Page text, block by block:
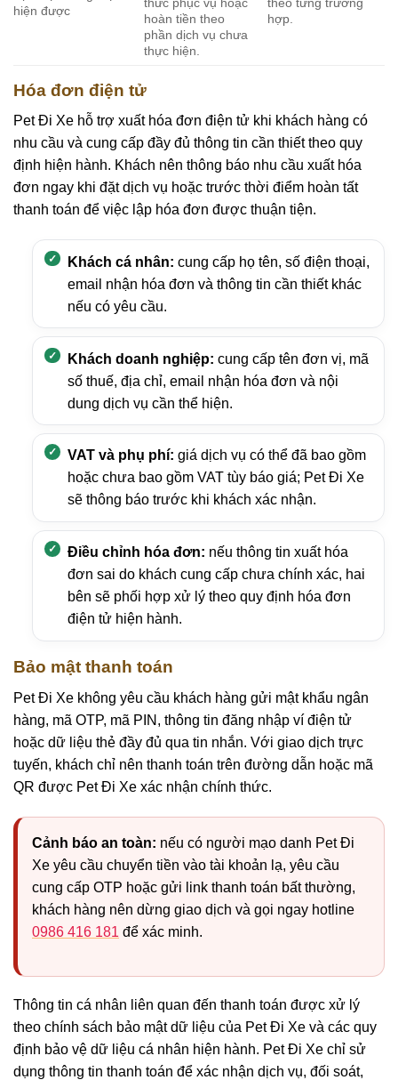
hiện được
hoàn tiền theo
phần dịch vụ chưa
thực hiện.
hợp.
Hóa đơn điện tử
Pet Đi Xe hỗ trợ xuất hóa đơn điện tử khi khách hàng có
nhu cầu và cung cấp đầy đủ thông tin cần thiết theo quy
định hiện hành. Khách nên thông báo nhu cầu xuất hóa
đơn ngay khi đặt dịch vụ hoặc trước thời điểm hoàn tất
thanh toán để việc lập hóa đơn được thuận tiện.
Khách cá nhân: cung cấp họ tên, số điện thoại,
email nhận hóa đơn và thông tin cần thiết khác
nếu có yêu cầu.
Khách doanh nghiệp: cung cấp tên đơn vị, mã
số thuế, địa chỉ, email nhận hóa đơn và nội
dung dịch vụ cần thể hiện.
VAT và phụ phí: giá dịch vụ có thể đã bao gồm
hoặc chưa bao gồm VAT tùy báo giá; Pet Đi Xe
sẽ thông báo trước khi khách xác nhận.
Điều chỉnh hóa đơn: nếu thông tin xuất hóa
đơn sai do khách cung cấp chưa chính xác, hai
bên sẽ phối hợp xử lý theo quy định hóa đơn
điện tử hiện hành.
Bảo mật thanh toán
Pet Đi Xe không yêu cầu khách hàng gửi mật khẩu ngân
hàng, mã OTP, mã PIN, thông tin đăng nhập ví điện tử
hoặc dữ liệu thẻ đầy đủ qua tin nhắn. Với giao dịch trực
tuyến, khách chỉ nên thanh toán trên đường dẫn hoặc mã
QR được Pet Đi Xe xác nhận chính thức.
Cảnh báo an toàn: nếu có người mạo danh Pet Đi
Xe yêu cầu chuyển tiền vào tài khoản lạ, yêu cầu
cung cấp OTP hoặc gửi link thanh toán bất thường,
khách hàng nên dừng giao dịch và gọi ngay hotline
0986 416 181 để xác minh.
Thông tin cá nhân liên quan đến thanh toán được xử lý
theo chính sách bảo mật dữ liệu của Pet Đi Xe và các quy
định bảo vệ dữ liệu cá nhân hiện hành. Pet Đi Xe chỉ sử
dụng thông tin thanh toán để xác nhận dịch vụ, đối soát,